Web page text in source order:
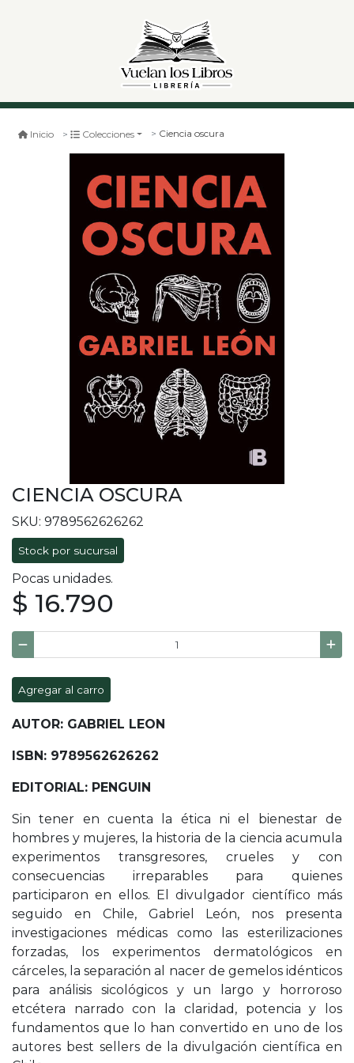
Inicio Colecciones Ciencia oscura
CIENCIA OSCURA
SKU: 9789562626262
Stock por sucursal
Pocas unidades.
$ 16.790
Agregar al carro
AUTOR: GABRIEL LEON
ISBN: 9789562626262
EDITORIAL: PENGUIN
Sin tener en cuenta la ética ni el bienestar de
hombres y mujeres, la historia de la ciencia acumula
experimentos transgresores, crueles y con
consecuencias irreparables para quienes
participaron en ellos. El divulgador científico más
seguido en Chile, Gabriel León, nos presenta
investigaciones médicas como las esterilizaciones
forzadas, los experimentos dermatológicos en
cárceles, la separación al nacer de gemelos idénticos
para análisis sicológicos y un largo y horroroso
etcétera narrado con la claridad, potencia y los
fundamentos que lo han convertido en uno de los
autores best sellers de la divulgación científica en